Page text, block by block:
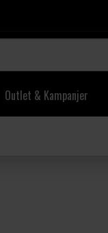
Outlet & Kampanjer